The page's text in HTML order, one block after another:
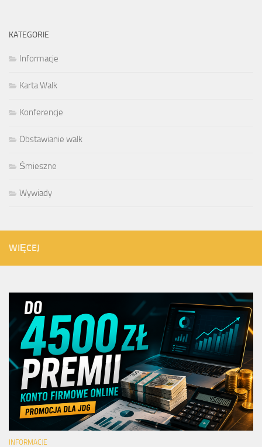
KATEGORIE
Informacje
Karta Walk
Konferencje
Obstawianie walk
Śmieszne
Wywiady
WIĘCEJ
INFORMACJE